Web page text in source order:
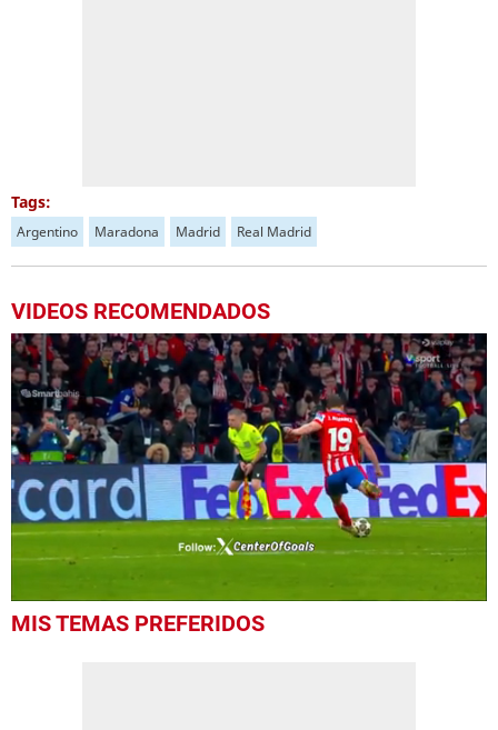
Tags:
Argentino Maradona Madrid Real Madrid
VIDEOS RECOMENDADOS
seconds
Próximo
Cristiano Ronaldo pone a ganar al Real Madrid ante el Atlético
00:20
MIS TEMAS PREFERIDOS